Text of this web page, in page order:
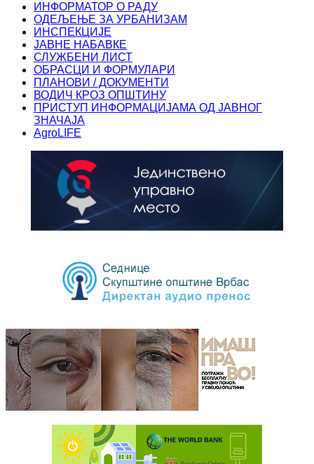
ИНФОРМАТОР О РАДУ
ОДЕЉЕЊЕ ЗА УРБАНИЗАМ
ИНСПЕКЦИЈЕ
ЈАВНЕ НАБАВКЕ
СЛУЖБЕНИ ЛИСТ
ОБРАСЦИ И ФОРМУЛАРИ
ПЛАНОВИ / ДОКУМЕНТИ
ВОДИЧ КРОЗ ОПШТИНУ
ПРИСТУП ИНФОРМАЦИЈАМА ОД ЈАВНОГ
ЗНАЧАЈА
AgroLIFE